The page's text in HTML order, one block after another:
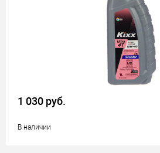
1 030 руб.
В наличии